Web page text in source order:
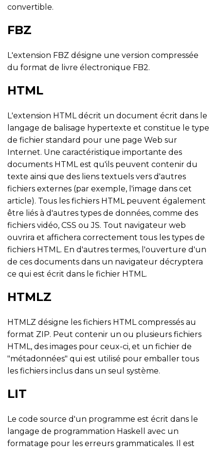
convertible.
FBZ
L'extension FBZ désigne une version compressée
du format de livre électronique FB2.
HTML
L'extension HTML décrit un document écrit dans le
langage de balisage hypertexte et constitue le type
de fichier standard pour une page Web sur
Internet. Une caractéristique importante des
documents HTML est qu'ils peuvent contenir du
texte ainsi que des liens textuels vers d'autres
fichiers externes (par exemple, l'image dans cet
article). Tous les fichiers HTML peuvent également
être liés à d'autres types de données, comme des
fichiers vidéo, CSS ou JS. Tout navigateur web
ouvrira et affichera correctement tous les types de
fichiers HTML. En d'autres termes, l'ouverture d'un
de ces documents dans un navigateur décryptera
ce qui est écrit dans le fichier HTML.
HTMLZ
HTMLZ désigne les fichiers HTML compressés au
format ZIP. Peut contenir un ou plusieurs fichiers
HTML, des images pour ceux-ci, et un fichier de
"métadonnées" qui est utilisé pour emballer tous
les fichiers inclus dans un seul système.
LIT
Le code source d'un programme est écrit dans le
langage de programmation Haskell avec un
formatage pour les erreurs grammaticales. Il est